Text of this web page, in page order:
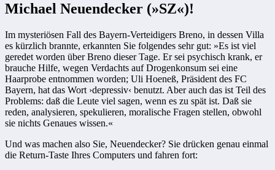
Michael Neuendecker (»SZ«)!
Im mysteriösen Fall des Bayern-Verteidigers Breno, in dessen Villa
es kürzlich brannte, erkannten Sie folgendes sehr gut: »Es ist viel
geredet worden über Breno dieser Tage. Er sei psychisch krank, er
brauche Hilfe, wegen Verdachts auf Drogenkonsum sei eine
Haarprobe entnommen worden; Uli Hoeneß, Präsident des FC
Bayern, hat das Wort ›depressiv‹ benutzt. Aber auch das ist Teil des
Problems: daß die Leute viel sagen, wenn es zu spät ist. Daß sie
reden, analysieren, spekulieren, moralische Fragen stellen, obwohl
sie nichts Genaues wissen.«
Und was machen also Sie, Neuendecker? Sie drücken genau einmal
die Return-Taste Ihres Computers und fahren fort: